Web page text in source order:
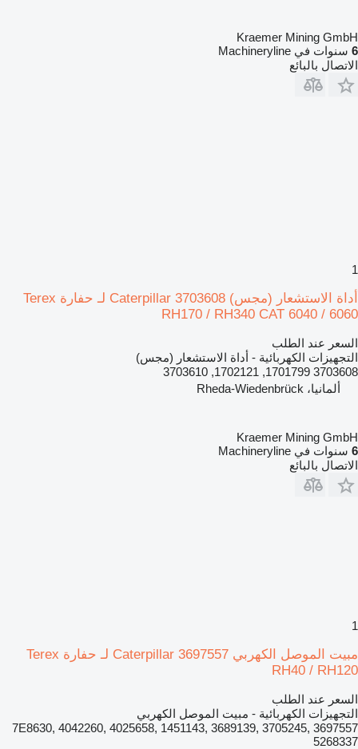
Kraemer Mining GmbH
6 سنوات في Machineryline
الاتصال بالبائع
1
أداة الاستشعار (مجس) Caterpillar 3703608 لـ حفارة Terex
RH170 / RH340 CAT 6040 / 6060
السعر عند الطلب
التجهيزات الكهربائية - أداة الاستشعار (مجس)
3703608 1701799, 1702121, 3703610
ألمانيا، Rheda-Wiedenbrück
Kraemer Mining GmbH
6 سنوات في Machineryline
الاتصال بالبائع
1
مبيت الموصل الكهربي Caterpillar 3697557 لـ حفارة Terex
RH40 / RH120
السعر عند الطلب
التجهيزات الكهربائية - مبيت الموصل الكهربي
3697557 7E8630, 4042260, 4025658, 1451143, 3689139, 3705245,
5268337